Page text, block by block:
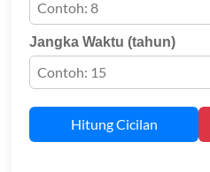
Jangka Waktu (tahun)
Hitung Cicilan